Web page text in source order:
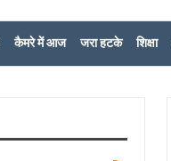
कैमरे में आज जरा हटके शिक्षा